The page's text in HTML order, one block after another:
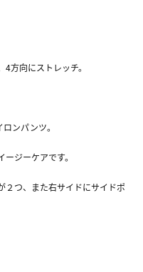
方向にストレッチ。
ンパンツ。
ジーケアです。
２つ、また右サイドにサイドポ